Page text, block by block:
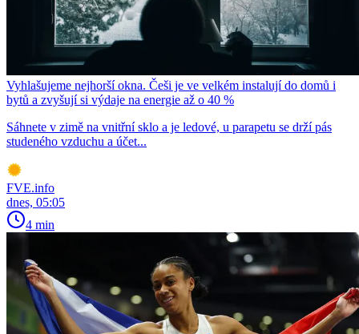
Vyhlašujeme nejhorší okna. Češi je ve velkém instalují do domů i
bytů a zvyšují si výdaje na energie až o 40 %
Sáhnete v zimě na vnitřní sklo a je ledové, u parapetu se drží pás
studeného vzduchu a účet...
FVE.info
dnes, 05:05
4 min